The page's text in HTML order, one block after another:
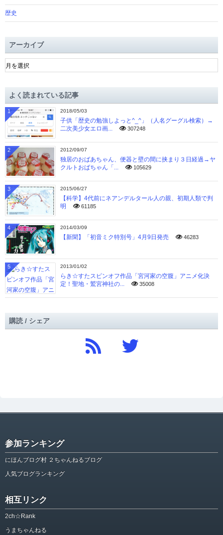
歴史
アーカイブ
ア
ー
ブよく読まれている記事
2018/05/03
子供「歴史の勉強しよっと^_^」（人名グーグル検索）→
二次美少女エロ画...
307248
1
2012/09/07
独居のおばあちゃん、便器と壁の間に挟まり３日経過→ヤ
クルトおばちゃん「...
105629
2
2015/06/27
【科学】4代前にネアンデルタール人の親、初期人類で判
明
61185
3
2014/03/09
【新聞】「初音ミク特別号」4月9日発売 46283
4
2013/01/02
らき☆すたスピンオフ作品「宮河家の空腹」アニメ化決
定！聖地・鷲宮神社の...
35008
5
購読 / シェア
参加ランキング
にほんブログ村 ２ちゃんねるブログ
人気ブログランキング
相互リンク
2ch☆Rank
うまちゃんねる